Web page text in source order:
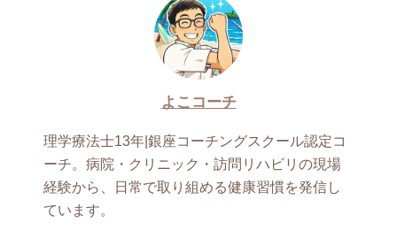
よこコーチ
理学療法士13年|銀座コーチングスクール認定コ
ーチ。病院・クリニック・訪問リハビリの現場
経験から、日常で取り組める健康習慣を発信し
ています。